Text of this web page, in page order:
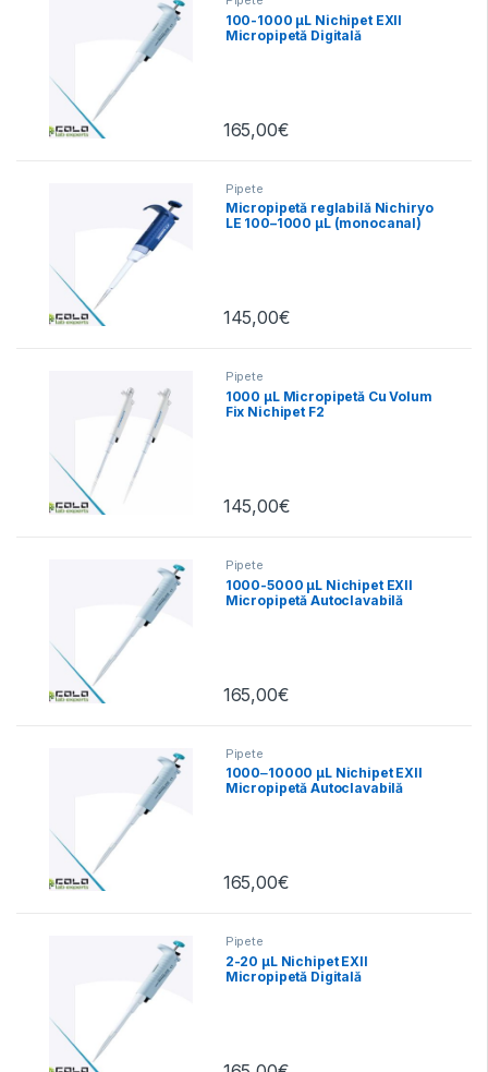
100-1000 µL Nichipet EXII
Micropipetă Digitală
165,00€
Pipete
Micropipetă reglabilă Nichiryo
LE 100–1000 µL (monocanal)
145,00€
Pipete
1000 µL Micropipetă Cu Volum
Fix Nichipet F2
145,00€
Pipete
1000-5000 µL Nichipet EXII
Micropipetă Autoclavabilă
165,00€
Pipete
1000‒10000 µL Nichipet EXII
Micropipetă Autoclavabilă
165,00€
Pipete
2-20 µL Nichipet EXII
Micropipetă Digitală